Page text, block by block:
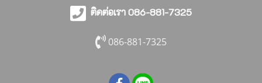
ติดต่อเรา 086-881-7325
086-881-7325